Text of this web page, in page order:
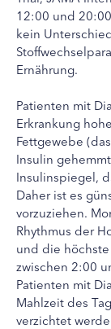
12:00 und
kein
Ernährung.
Patienten mit
Erkrankung
Fettgewebe
Insulin
Insulinspiegel,
Daher ist es
vorzuziehen.
Rhythmus der
und die
zwischen 2:00
Patienten mit
Mahlzeit des
verzichtet